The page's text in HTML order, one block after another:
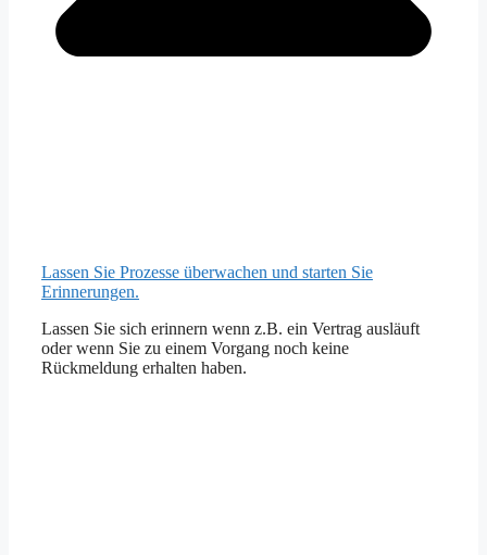
Lassen Sie Prozesse überwachen und starten Sie
Erinnerungen.
Lassen Sie sich erinnern wenn z.B. ein Vertrag ausläuft
oder wenn Sie zu einem Vorgang noch keine
Rückmeldung erhalten haben.